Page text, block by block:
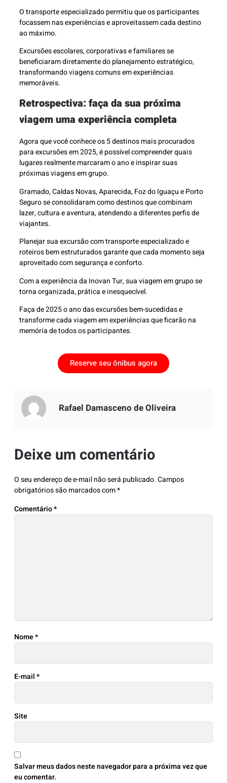
O transporte especializado permitiu que os participantes
focassem nas experiências e aproveitassem cada destino
ao máximo.
Excursões escolares, corporativas e familiares se
beneficiaram diretamente do planejamento estratégico,
transformando viagens comuns em experiências
memoráveis.
Retrospectiva: faça da sua próxima
viagem uma experiência completa
Agora que você conhece os 5 destinos mais procurados
para excursões em 2025, é possível compreender quais
lugares realmente marcaram o ano e inspirar suas
próximas viagens em grupo.
Gramado, Caldas Novas, Aparecida, Foz do Iguaçu e Porto
Seguro se consolidaram como destinos que combinam
lazer, cultura e aventura, atendendo a diferentes perfis de
viajantes.
Planejar sua excursão com transporte especializado e
roteiros bem estruturados garante que cada momento seja
aproveitado com segurança e conforto.
Com a experiência da Inovan Tur, sua viagem em grupo se
torna organizada, prática e inesquecível.
Faça de 2025 o ano das excursões bem-sucedidas e
transforme cada viagem em experiências que ficarão na
memória de todos os participantes.
Reserve seu ônibus agora
Rafael Damasceno de Oliveira
Deixe um comentário
O seu endereço de e-mail não será publicado.Campos
obrigatórios são marcados com*
Comentário*
Nome*
E-mail*
Site
Salvar meus dados neste navegador para a próxima vez que
eu comentar.